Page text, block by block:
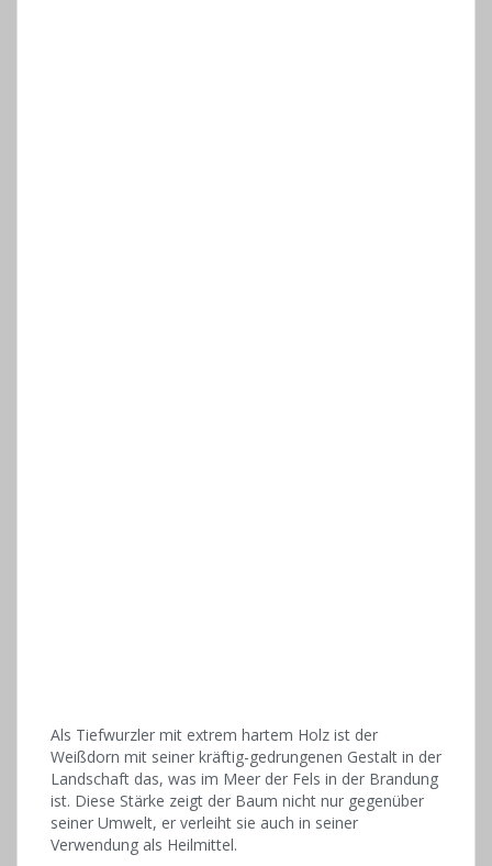
Als Tiefwurzler mit extrem hartem Holz ist der
Weißdorn mit seiner kräftig-gedrungenen Gestalt in der
Landschaft das, was im Meer der Fels in der Brandung
ist. Diese Stärke zeigt der Baum nicht nur gegenüber
seiner Umwelt, er verleiht sie auch in seiner
Verwendung als Heilmittel.